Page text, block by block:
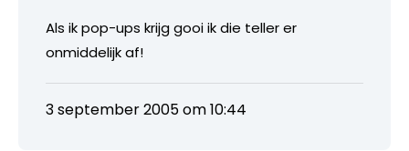
Als ik pop-ups krijg gooi ik die teller er
onmiddelijk af!
3 september 2005 om 10:44